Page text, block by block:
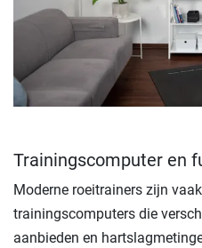
Trainingscomputer en
Moderne roeitrainers zijn
trainingscomputers die
aanbieden en